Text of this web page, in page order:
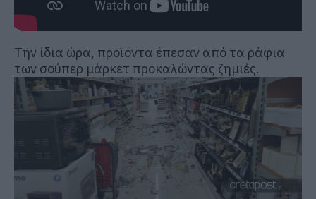
Την ίδια ώρα, προϊόντα έπεσαν από τα ράφια
των σούπερ μάρκετ προκαλώντας ζημιές.